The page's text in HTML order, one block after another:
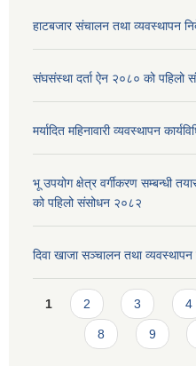
हाटबजार संचालन तथा व्यवस्थापन
संघसंस्था दर्ता ऐन २०८० को पहिलो
मर्यादित महिनावारी व्यवस्थापन
भू उपयोग क्षेत्र वर्गीकरण सम्बन्धी
को पहिलो संसोधन २०८२
दिवा खाजा सञ्चालन तथा व्यवस्थापन
Pages
1 2 3 4
8 9